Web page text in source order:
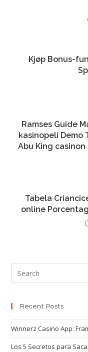
Kjøp Bonus-
Ramses Guide
kasinopeli Demo
Abu King
Tabela
online
Recent Posts
Winnerz Casino App:
Los 5 Secretos para